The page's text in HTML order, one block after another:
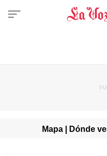
Mapa | Dónde